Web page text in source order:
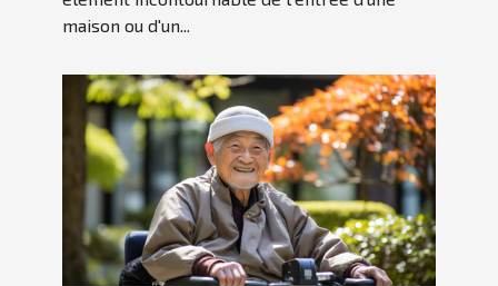
maison ou d'un...